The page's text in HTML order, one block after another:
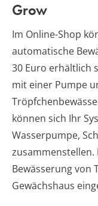
Grow
Im Online-Shop
automatische
30 Euro erhältlich
mit einer Pumpe
können sich Ihr
Wasserpumpe,
zusammenstellen.
Bewässerung von
Gewächshaus